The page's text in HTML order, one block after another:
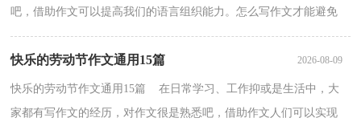
吧，借助作文可以提高我们的语言组织能力。怎么写作文才能避免
踩雷呢？下面是小编为大家整理的圣诞节500字作文，欢迎...
快乐的劳动节作文通用15篇 2026-08-09
快乐的劳动节作文通用15篇 在日常学习、工作抑或是生活中，大
家都有写作文的经历，对作文很是熟悉吧，借助作文人们可以实现